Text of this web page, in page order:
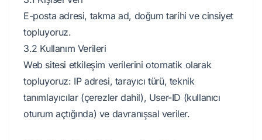
E-posta adresi, takma ad, doğum tarihi ve cinsiyet
topluyoruz.
3.2 Kullanım Verileri
Web sitesi etkileşim verilerini otomatik olarak
topluyoruz: IP adresi, tarayıcı türü, teknik
tanımlayıcılar (çerezler dahil), User-ID (kullanıcı
oturum açtığında) ve davranışsal veriler.